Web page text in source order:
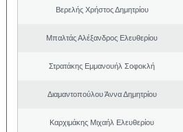
Βερελής Χρήστος Δημητρίου
Μπαλτάς Αλέξανδρος Ελευθερίου
Στρατάκης Εμμανουήλ Σοφοκλή
Διαμαντοπούλου Άννα Δημητρίου
Καρχιμάκης Μιχαήλ Ελευθερίου